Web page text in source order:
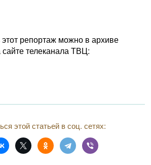
репортаж можно в архиве
телеканала ТВЦ:
этой статьей в соц. сетях: